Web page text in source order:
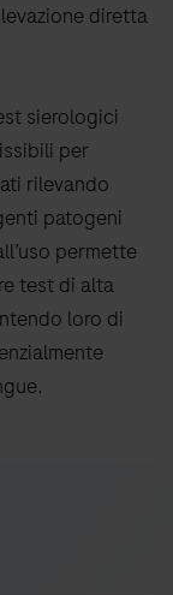
diretta
sierologici
per
rilevando
patogeni
permette
test di alta
loro di